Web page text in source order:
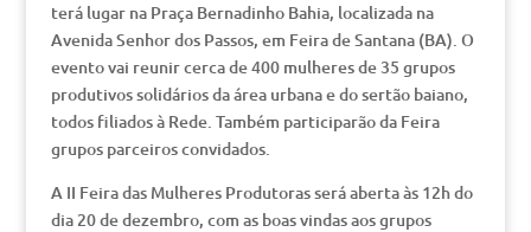
terá lugar na Praça Bernadinho Bahia, localizada na
Avenida Senhor dos Passos, em Feira de Santana (BA). O
evento vai reunir cerca de 400 mulheres de 35 grupos
produtivos solidários da área urbana e do sertão baiano,
todos filiados à Rede. Também participarão da Feira
grupos parceiros convidados.
A II Feira das Mulheres Produtoras será aberta às 12h do
dia 20 de dezembro, com as boas vindas aos grupos